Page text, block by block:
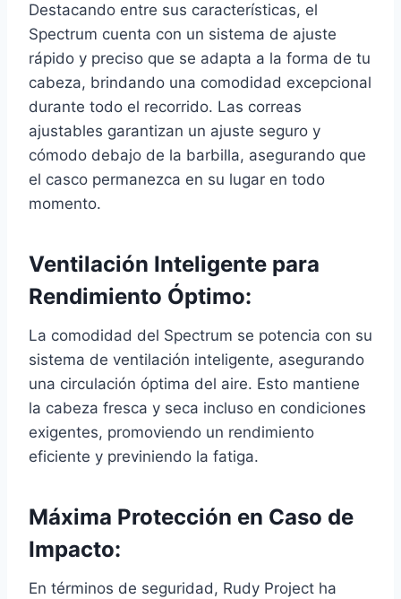
Destacando entre sus características, el
Spectrum cuenta con un sistema de ajuste
rápido y preciso que se adapta a la forma de tu
cabeza, brindando una comodidad excepcional
durante todo el recorrido. Las correas
ajustables garantizan un ajuste seguro y
cómodo debajo de la barbilla, asegurando que
el casco permanezca en su lugar en todo
momento.
Ventilación Inteligente para
Rendimiento Óptimo:
La comodidad del Spectrum se potencia con su
sistema de ventilación inteligente, asegurando
una circulación óptima del aire. Esto mantiene
la cabeza fresca y seca incluso en condiciones
exigentes, promoviendo un rendimiento
eficiente y previniendo la fatiga.
Máxima Protección en Caso de
Impacto:
En términos de seguridad, Rudy Project ha